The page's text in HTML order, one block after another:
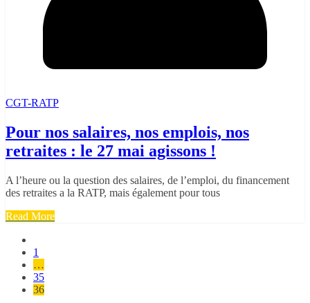
CGT-RATP
Pour nos salaires, nos emplois, nos
retraites : le 27 mai agissons !
A l’heure ou la question des salaires, de l’emploi, du financement
des retraites a la RATP, mais également pour tous
Read More
Pagination
des
publications
1
…
35
36